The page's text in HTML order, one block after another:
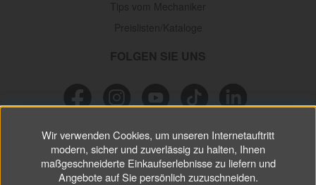
NEWSLETTER
Verpassen Sie keine Sonderaktionen, wichtigen Informationen und
nützlichen Tips.
Wir verwenden Cookies, um unseren Internetauftritt
modern, sicher und zuverlässig zu halten, Ihnen
maßgeschneiderte Einkaufserlebnisse zu liefern und
Angebote auf Sie persönlich zuzuschneiden.